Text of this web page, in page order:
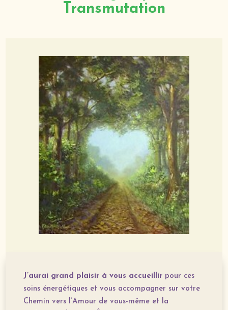
Transmutation
J’aurai grand plaisir à vous accueillir pour ces
soins énergétiques et vous accompagner sur votre
Chemin vers l’Amour de vous-même et la